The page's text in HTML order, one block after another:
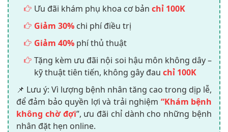
Ưu đãi khám phụ khoa cơ bản chỉ 100K
Giảm 30% chi phí điều trị
Giảm 40% phí thủ thuật
Tặng kèm ưu đãi nội soi hậu môn không dây –
kỹ thuật tiên tiến, không gây đau chỉ 100K
📌 Lưu ý: Vì lượng bệnh nhân tăng cao trong dịp lễ,
để đảm bảo quyền lợi và trải nghiệm “Khám bệnh
không chờ đợi”, ưu đãi chỉ dành cho những bệnh
nhân đặt hẹn online.